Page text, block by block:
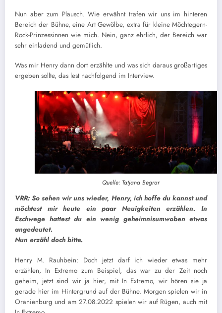
Nun aber zum Plausch. Wie erwähnt trafen wir uns im hinteren
Bereich der Bühne, eine Art Gewölbe, extra für kleine Möchtegern-
Rock-Prinzessinnen wie mich. Nein, ganz ehrlich, der Bereich war
sehr einladend und gemütlich.
Was mir Henry dann dort erzählte und was sich daraus großartiges
ergeben sollte, das lest nachfolgend im Interview.
Quelle: Tatjana Begrar
VRR: So sehen wir uns wieder, Henry, ich hoffe du kannst und
möchtest mir heute ein paar Neuigkeiten erzählen. In
Eschwege hattest du ein wenig geheimnisumwoben etwas
angedeutet.
Nun erzähl doch bitte.
Henry M. Rauhbein: Doch jetzt darf ich wieder etwas mehr
erzählen, In Extremo zum Beispiel, das war zu der Zeit noch
geheim, jetzt sind wir ja hier, mit In Extremo, wir hören sie ja
gerade hier im Hintergrund auf der Bühne. Morgen spielen wir in
Oranienburg und am 27.08.2022 spielen wir auf Rügen, auch mit